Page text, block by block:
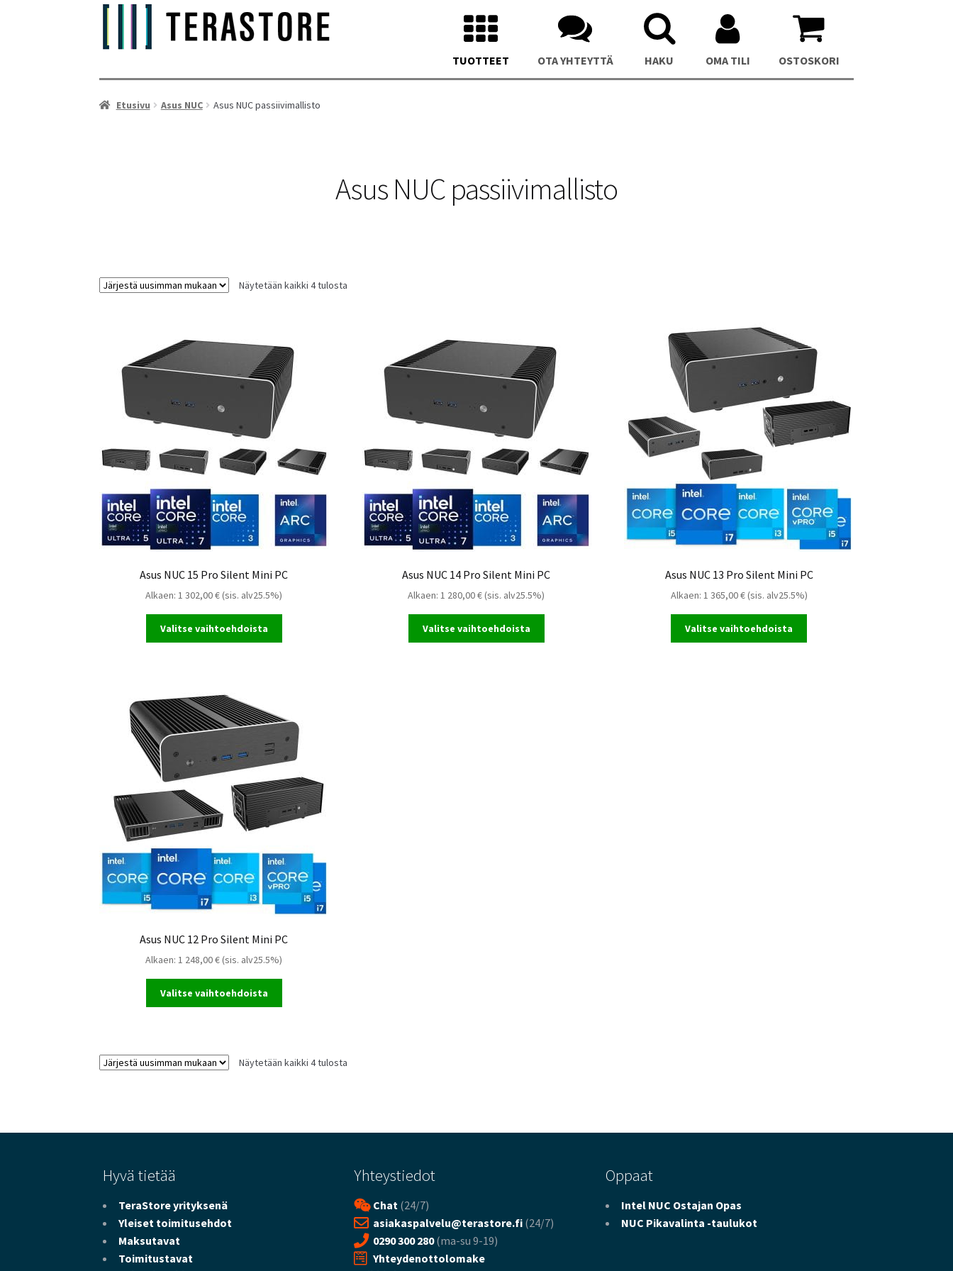
OSTOSKORI
OMA TILI
HAKU
OTA YHTEYTTÄ
TUOTTEET
Asus NUC 14 Pro Silent Mini PC
Etusivu Asus NUC Asus NUC passiivimallisto
Asus NUC passiivimallisto
Näytetään kaikki 4 tulosta
Asus NUC 15 Pro Silent Mini PC
Alkaen:1 302,00€ (sis. alv25.5%)
Valitse vaihtoehdoista
Asus NUC 14 Pro Silent Mini PC
Alkaen:1 280,00€ (sis. alv25.5%)
Valitse vaihtoehdoista
Asus NUC 13 Pro Silent Mini PC
Alkaen: 1 365,00€(sis. alv25.5%)
Valitse vaihtoehdoista
Asus NUC 12 Pro Silent Mini PC
Alkaen:1 248,00€ (sis. alv25.5%)
Valitse vaihtoehdoista
Näytetään kaikki 4 tulosta
Hyvä tietää
TeraStore yrityksenä
Yleiset toimitusehdot
Maksutavat
Toimitustavat
Yhteystiedot
Chat(24/7)
asiakaspalvelu@terastore.fi(24/7)
0290 300 280(ma-su 9-19)
Yhteydenottolomake
Oppaat
Intel NUC Ostajan Opas
NUC Pikavalinta -taulukot